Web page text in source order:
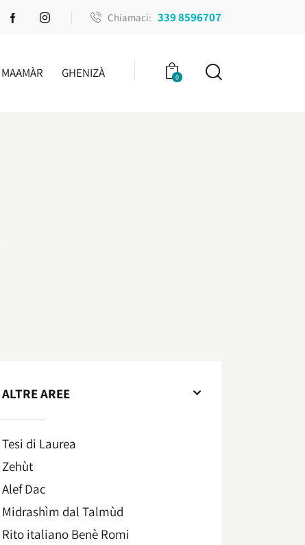
Chiamaci: 339 8596707
MAAMÀR GHENIZÀ 0
ALTRE AREE
Tesi di Laurea
Zehùt
Alef Dac
Midrashìm dal Talmùd
Rito italiano Benè Romi​